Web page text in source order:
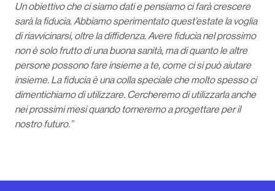
Un obiettivo che ci siamo dati e pensiamo ci farà crescere
sarà la fiducia. Abbiamo sperimentato quest’estate la voglia
di riavvicinarsi, oltre la diffidenza. Avere fiducia nel prossimo
non è solo frutto di una buona sanità, ma di quanto le altre
persone possono fare insieme a te, come ci si può aiutare
insieme. La fiducia è una colla speciale che molto spesso ci
dimentichiamo di utilizzare. Cercheremo di utilizzarla anche
nei prossimi mesi quando torneremo a progettare per il
nostro futuro.”